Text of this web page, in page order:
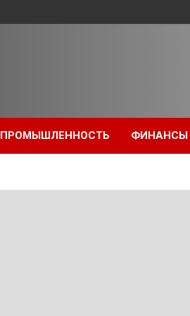
ПРОМЫШЛЕННОСТЬ ФИНАНСЫ